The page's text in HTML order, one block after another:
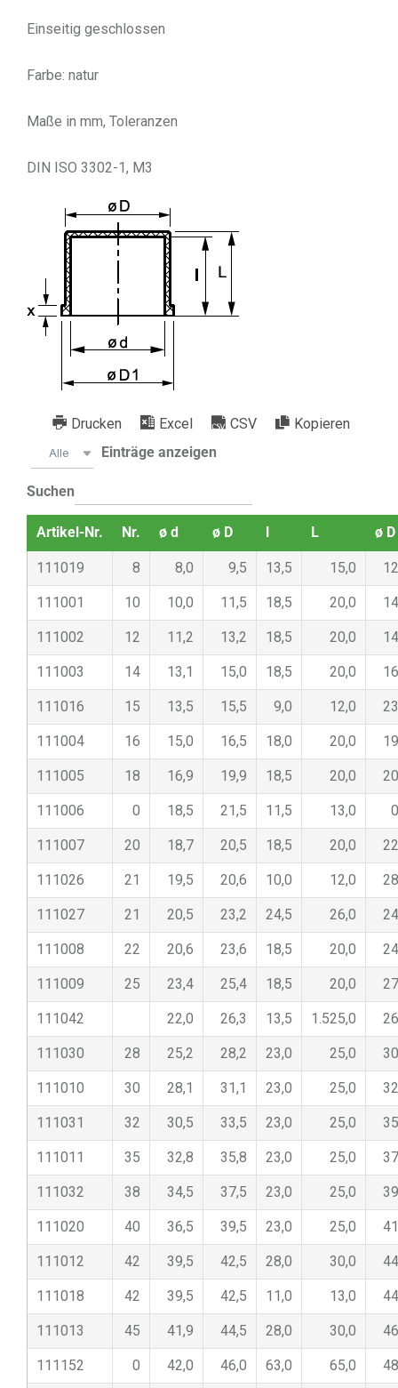
Einseitig geschlossen
Farbe: natur
Maße in mm, Toleranzen
DIN ISO 3302-1, M3
Drucken Excel CSV Kopieren
Alle Einträge anzeigen
Suchen
Artikel-Nr. Nr. ø d ø D l L ø
111019 8 8,0 9,5 13,5 15,0
111001 10 10,0 11,5 18,5 20,0
111002 12 11,2 13,2 18,5 20,0
111003 14 13,1 15,0 18,5 20,0
111016 15 13,5 15,5 9,0 12,0
111004 16 15,0 16,5 18,0 20,0
111005 18 16,9 19,9 18,5 20,0
111006 0 18,5 21,5 11,5 13,0
111007 20 18,7 20,5 18,5 20,0
111026 21 19,5 20,6 10,0 12,0
111027 21 20,5 23,2 24,5 26,0
111008 22 20,6 23,6 18,5 20,0
111009 25 23,4 25,4 18,5 20,0
111042 22,0 26,3 13,5 1.525,0
111030 28 25,2 28,2 23,0 25,0
111010 30 28,1 31,1 23,0 25,0
111031 32 30,5 33,5 23,0 25,0
111011 35 32,8 35,8 23,0 25,0
111032 38 34,5 37,5 23,0 25,0
111020 40 36,5 39,5 23,0 25,0
111012 42 39,5 42,5 28,0 30,0
111018 42 39,5 42,5 11,0 13,0
111013 45 41,9 44,5 28,0 30,0
111152 0 42,0 46,0 63,0 65,0